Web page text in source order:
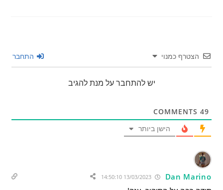
הצטרף כמנוי התחבר
יש להתחבר על מנת להגיב
49
הישן ביותר
Dan Marino
13/03/2023 14:50:10